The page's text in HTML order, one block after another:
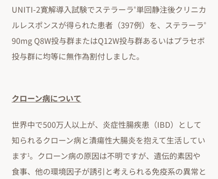
UNITI-2寛解導入試験でステラーラ®単回静注後クリニカ
ルレスポンスが得られた患者（397例）を、ステラーラ®
90mg Q8W投与群またはQ12W投与群あるいはプラセボ
投与群に均等に無作為割付しました。
クローン病について
世界中で500万人以上が、炎症性腸疾患（IBD）として
知られるクローン病と潰瘍性大腸炎を抱えて生活してい
ます1。クローン病の原因は不明ですが、遺伝的素因や
食事、他の環境因子が誘引と考えられる免疫系の異常と